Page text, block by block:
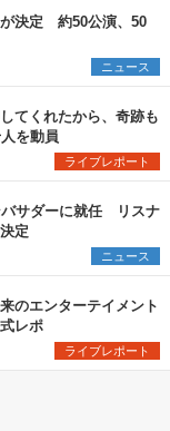
が決定 約50公演、50
ニュース
てくれたから、奇跡も
人を動員
ライブレポート
バサダーに就任 リスナ
定
ニュース
のエンターテイメント
レポ
ライブレポート